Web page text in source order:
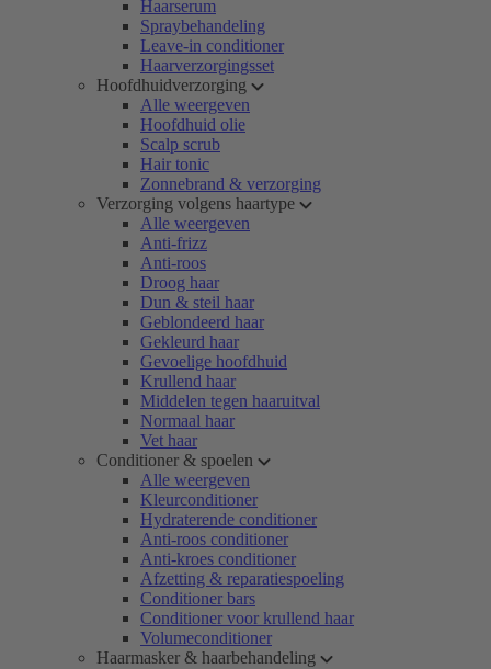
Haarserum
Spraybehandeling
Leave-in conditioner
Haarverzorgingsset
Hoofdhuidverzorging
Alle weergeven
Hoofdhuid olie
Scalp scrub
Hair tonic
Zonnebrand & verzorging
Verzorging volgens haartype
Alle weergeven
Anti-frizz
Anti-roos
Droog haar
Dun & steil haar
Geblondeerd haar
Gekleurd haar
Gevoelige hoofdhuid
Krullend haar
Middelen tegen haaruitval
Normaal haar
Vet haar
Conditioner & spoelen
Alle weergeven
Kleurconditioner
Hydraterende conditioner
Anti-roos conditioner
Anti-kroes conditioner
Afzetting & reparatiespoeling
Conditioner bars
Conditioner voor krullend haar
Volumeconditioner
Haarmasker & haarbehandeling